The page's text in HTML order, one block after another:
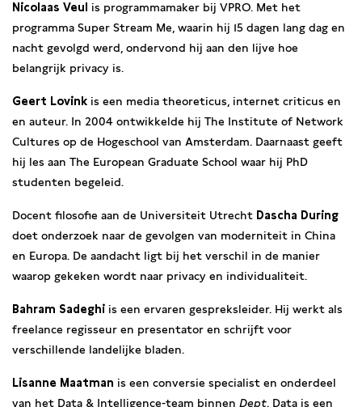
Nicolaas Veul is programmamaker bij VPRO. Met het
programma Super Stream Me, waarin hij 15 dagen lang dag en
nacht gevolgd werd, ondervond hij aan den lijve hoe
belangrijk privacy is.
Geert Lovink is een media theoreticus, internet criticus en
en auteur. In 2004 ontwikkelde hij The Institute of Network
Cultures op de Hogeschool van Amsterdam. Daarnaast geeft
hij les aan The European Graduate School waar hij PhD
studenten begeleid.
Docent filosofie aan de Universiteit Utrecht Dascha During
doet onderzoek naar de gevolgen van moderniteit in China
en Europa. De aandacht ligt bij het verschil in de manier
waarop gekeken wordt naar privacy en individualiteit.
Bahram Sadeghi is een ervaren gespreksleider. Hij werkt als
freelance regisseur en presentator en schrijft voor
verschillende landelijke bladen.
Lisanne Maatman is een conversie specialist en onderdeel
van het Data & Intelligence-team binnen Dept. Data is een